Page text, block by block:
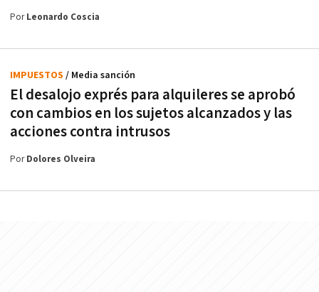
PorLeonardo Coscia
El desalojo exprés para alquileres se aprobó
con cambios en los sujetos alcanzados y las
acciones contra intrusos
IMPUESTOS / Media sanción
PorDolores Olveira